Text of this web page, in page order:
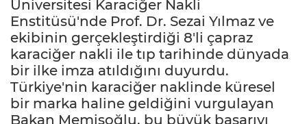
Üniversitesi Karaciğer Nakli
Enstitüsü'nde Prof. Dr. Sezai Yılmaz ve
ekibinin gerçekleştirdiği 8'li çapraz
karaciğer nakli ile tıp tarihinde dünyada
bir ilke imza atıldığını duyurdu.
Türkiye'nin karaciğer naklinde küresel
bir marka haline geldiğini vurgulayan
Bakan Memişoğlu, bu büyük başarıyı